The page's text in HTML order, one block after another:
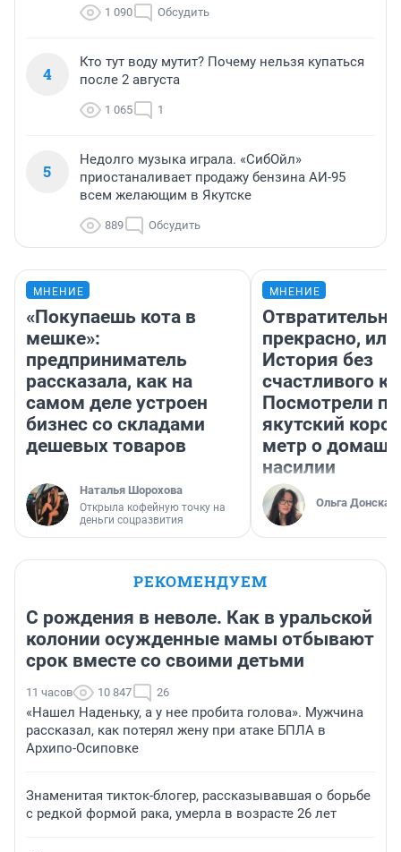
1 090 Обсудить
4
Кто тут воду мутит? Почему нельзя купаться
после 2 августа
1 065 1
5
Недолго музыка играла. «СибОйл»
приостаналивает продажу бензина АИ-95
всем желающим в Якутске
889 Обсудить
МНЕНИЕ
«Покупаешь кота в
мешке»:
предприниматель
рассказала, как на
самом деле устроен
бизнес со складами
дешевых товаров
Наталья Шорохова
Открыла кофейную точку на
деньги соцразвития
МНЕНИЕ
Отвратительно
прекрасно, или
История без
счастливого
Посмотрели
якутский
метр о
насилии
Ольга Донская
РЕКОМЕНДУЕМ
С рождения в неволе. Как в уральской
колонии осужденные мамы отбывают
срок вместе со своими детьми
11 часов 10 847 26
«Нашел Наденьку, а у нее пробита голова». Мужчина
рассказал, как потерял жену при атаке БПЛА в
Архипо-Осиповке
Знаменитая тикток-блогер, рассказывавшая о борьбе
с редкой формой рака, умерла в возрасте 26 лет